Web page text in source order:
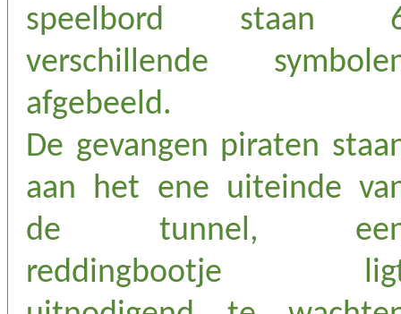
speelbord staan
verschillende
afgebeeld.
De gevangen piraten
aan het ene uiteinde
de tunnel,
reddingbootje